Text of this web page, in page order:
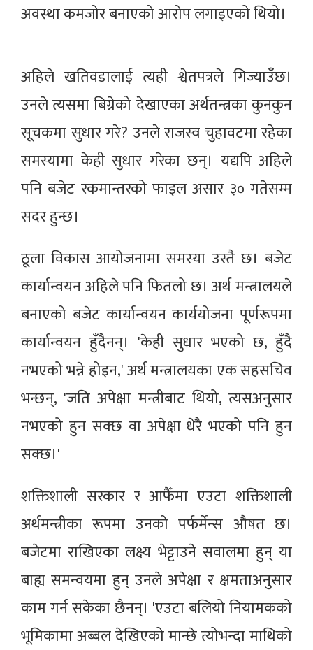
अवस्था कमजोर बनाएको आरोप लगाइएको थियो।
अहिले खतिवडालाई त्यही श्वेतपत्रले गिज्याउँछ।
उनले त्यसमा बिग्रेको देखाएका अर्थतन्त्रका कुनकुन
सूचकमा सुधार गरे? उनले राजस्व चुहावटमा रहेका
समस्यामा केही सुधार गरेका छन्। यद्यपि अहिले
पनि बजेट रकमान्तरको फाइल असार ३० गतेसम्म
सदर हुन्छ।
ठूला विकास आयोजनामा समस्या उस्तै छ। बजेट
कार्यान्वयन अहिले पनि फितलो छ। अर्थ मन्त्रालयले
बनाएको बजेट कार्यान्वयन कार्ययोजना पूर्णरूपमा
कार्यान्वयन हुँदैनन्। 'केही सुधार भएको छ, हुँदै
नभएको भन्ने होइन,' अर्थ मन्त्रालयका एक सहसचिव
भन्छन्, 'जति अपेक्षा मन्त्रीबाट थियो, त्यसअनुसार
नभएको हुन सक्छ वा अपेक्षा धेरै भएको पनि हुन
सक्छ।'
शक्तिशाली सरकार र आफैँमा एउटा शक्तिशाली
अर्थमन्त्रीका रूपमा उनको पर्फर्मेन्स औषत छ।
बजेटमा राखिएका लक्ष्य भेट्टाउने सवालमा हुन् या
बाह्य समन्वयमा हुन् उनले अपेक्षा र क्षमताअनुसार
काम गर्न सकेका छैनन्। 'एउटा बलियो नियामकको
भूमिकामा अब्बल देखिएको मान्छे त्योभन्दा माथिको